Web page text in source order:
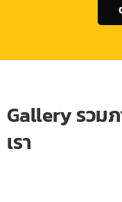
Gallery รวม
เรา